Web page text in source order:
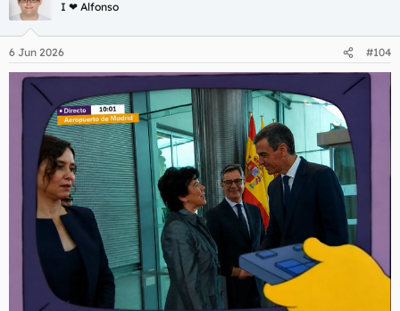
e
s
I ❤ Alfonso
6 Jun 2026 #104